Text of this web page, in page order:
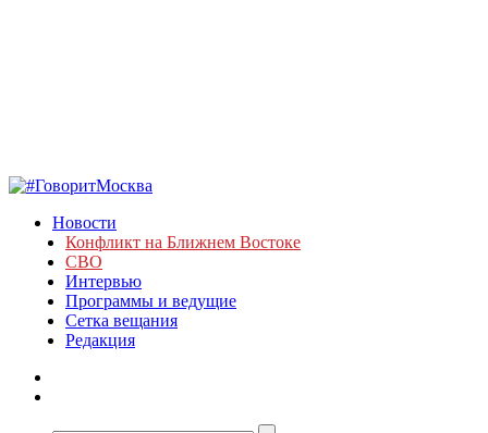
Новости
Конфликт на Ближнем Востоке
СВО
Интервью
Программы и ведущие
Сетка вещания
Редакция